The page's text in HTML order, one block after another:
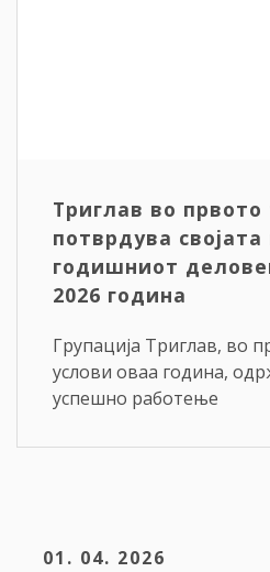
Триглав во првото
потврдува својата
годишниот
2026 година
Групација Триглав, во
услови оваа година,
успешно работење
01. 04. 2026